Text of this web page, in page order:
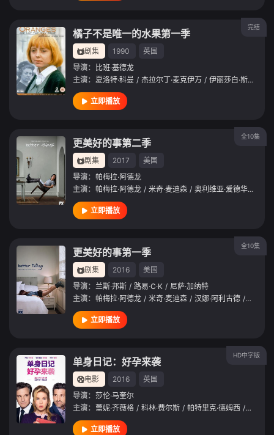
完结
橘子不是唯一的水果第一季
剧集 1990
英国
导演：
比班·基德龙
主演： 夏洛特·科曼 / 杰拉尔丁·麦克伊万 / 伊丽莎白·斯普里格斯
立即播放
全10集
更美好的事第二季
剧集 2017
美国
导演： 帕梅拉·阿德龙
主演： 帕梅拉·阿德龙 / 米奇·麦迪森 / 奥利维亚·爱德华 /
立即播放
全10集
更美好的事第一季
剧集 2016
美国
导演： 兰斯·邦斯 / 路易·C·K / 尼萨·加纳特
主演： 帕梅拉·阿德龙 / 米奇·麦迪森 / 汉娜·阿利古德 / 奥利维
立即播放
HD中字版
单身日记：好孕来袭
电影 2016
英国
导演： 莎伦·马奎尔
主演： 蕾妮·齐薇格 / 科林·费尔斯 / 帕特里克·德姆西 / 吉姆·
立即播放